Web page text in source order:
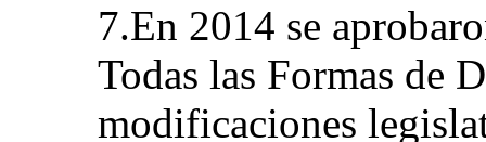
7.En 2014 se
Todas las Formas de
modificaciones